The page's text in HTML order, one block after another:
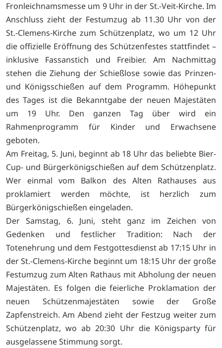
Fronleichnamsmesse um 9 Uhr in der St.-Veit-Kirche. Im
Anschluss zieht der Festumzug ab 11.30 Uhr von der
St.-Clemens-Kirche zum Schützenplatz, wo um 12 Uhr
die offizielle Eröffnung des Schützenfestes stattfindet –
inklusive Fassanstich und Freibier. Am Nachmittag
stehen die Ziehung der Schießlose sowie das Prinzen-
und Königsschießen auf dem Programm. Höhepunkt
des Tages ist die Bekanntgabe der neuen Majestäten
um 19 Uhr. Den ganzen Tag über wird ein
Rahmenprogramm für Kinder und Erwachsene
geboten.
Am Freitag, 5. Juni, beginnt ab 18 Uhr das beliebte Bier-
Cup- und Bürgerkönigschießen auf dem Schützenplatz.
Wer einmal vom Balkon des Alten Rathauses aus
proklamiert werden möchte, ist herzlich zum
Bürgerkönigschießen eingeladen.
Der Samstag, 6. Juni, steht ganz im Zeichen von
Gedenken und festlicher Tradition: Nach der
Totenehrung und dem Festgottesdienst ab 17:15 Uhr in
der St.-Clemens-Kirche beginnt um 18:15 Uhr der große
Festumzug zum Alten Rathaus mit Abholung der neuen
Majestäten. Es folgen die feierliche Proklamation der
neuen Schützenmajestäten sowie der Große
Zapfenstreich. Am Abend zieht der Festzug weiter zum
Schützenplatz, wo ab 20:30 Uhr die Königsparty für
ausgelassene Stimmung sorgt.